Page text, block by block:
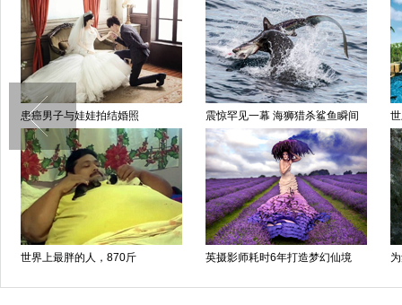
触目惊心，亚马孙雨林大旱 蚂蚁齐心协力展惊人力量
汉